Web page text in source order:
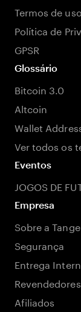
Termos de uso
Política de
GPSR
Glossário
Bitcoin 3.0
Altcoin
Wallet
Ver todos os
Eventos
JOGOS DE
Empresa
Sobre a
Segurança
Entrega
Revendedores
Afiliados